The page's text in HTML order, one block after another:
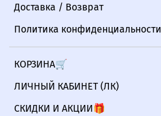
Доставка / Возврат
Политика конфиденциальности
КОРЗИНА🛒
ЛИЧНЫЙ КАБИНЕТ (ЛК)
СКИДКИ И АКЦИИ🎁